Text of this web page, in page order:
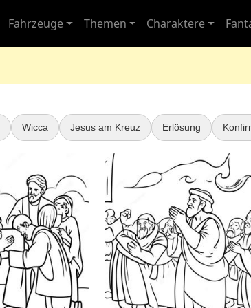
Fahrzeuge Themen Charaktere
Wicca Jesus am Kreuz Erlösung